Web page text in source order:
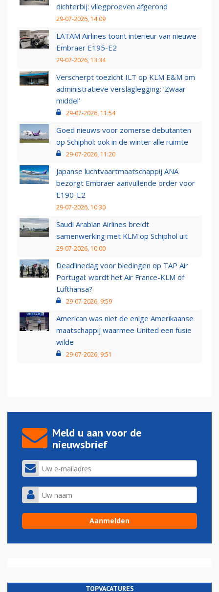
dichterbij: vliegproeven afgerond
29-07-2026, 14:09
LATAM Airlines toont interieur van nieuwe
Embraer E195-E2
29-07-2026, 13:34
Verscherpt toezicht ILT op KLM E&M om
administratieve verslaglegging: ‘Zwaar
middel’
29-07-2026, 11:54
Goed nieuws voor zomerse debutanten
op Schiphol: ook in de winter alle ruimte
29-07-2026, 11:20
Japanse luchtvaartmaatschappij ANA
bezorgt Embraer aanvullende order voor
E190-E2
29-07-2026, 10:30
Saudi Arabian Airlines breidt
samenwerking met KLM op Schiphol uit
29-07-2026, 10:00
Deadlinedag voor biedingen op TAP Air
Portugal: wordt het Air France-KLM of
Lufthansa?
29-07-2026, 9:59
American was niet de enige Amerikaanse
maatschappij waarmee United een fusie
wilde
29-07-2026, 9:51
Meld u aan voor de
nieuwsbrief
TOPVACATURES